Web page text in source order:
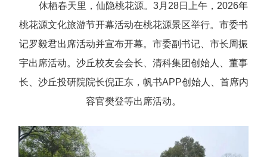
休栖春天里，仙隐桃花源。3月28日上午，2026年
桃花源文化旅游节开幕活动在桃花源景区举行。市委书
记罗毅君出席活动并宣布开幕。市委副书记、市长周振
宇出席活动。沙丘校友会会长、清科集团创始人、董事
长、沙丘投研院院长倪正东，帆书APP创始人、首席内
容官樊登等出席活动。